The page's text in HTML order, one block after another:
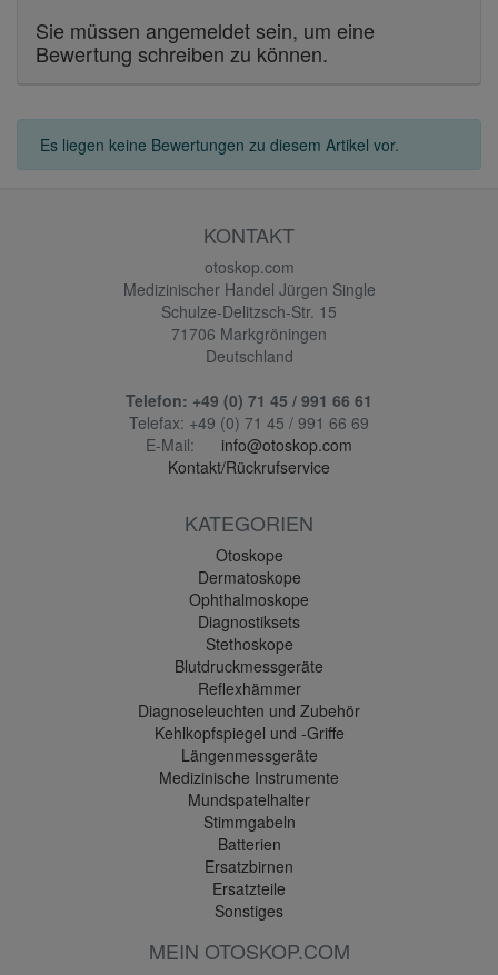
Sie müssen angemeldet sein, um eine
Bewertung schreiben zu können.
Es liegen keine Bewertungen zu diesem Artikel vor.
KONTAKT
otoskop.com
Medizinischer Handel Jürgen Single
Schulze-Delitzsch-Str. 15
71706 Markgröningen
Deutschland
Telefon: +49 (0) 71 45 / 991 66 61
Telefax: +49 (0) 71 45 / 991 66 69
E-Mail:
info@otoskop.com
Kontakt/Rückrufservice
KATEGORIEN
Otoskope
Dermatoskope
Ophthalmoskope
Diagnostiksets
Stethoskope
Blutdruckmessgeräte
Reflexhämmer
Diagnoseleuchten und Zubehör
Kehlkopfspiegel und -Griffe
Längenmessgeräte
Medizinische Instrumente
Mundspatelhalter
Stimmgabeln
Batterien
Ersatzbirnen
Ersatzteile
Sonstiges
MEIN OTOSKOP.COM